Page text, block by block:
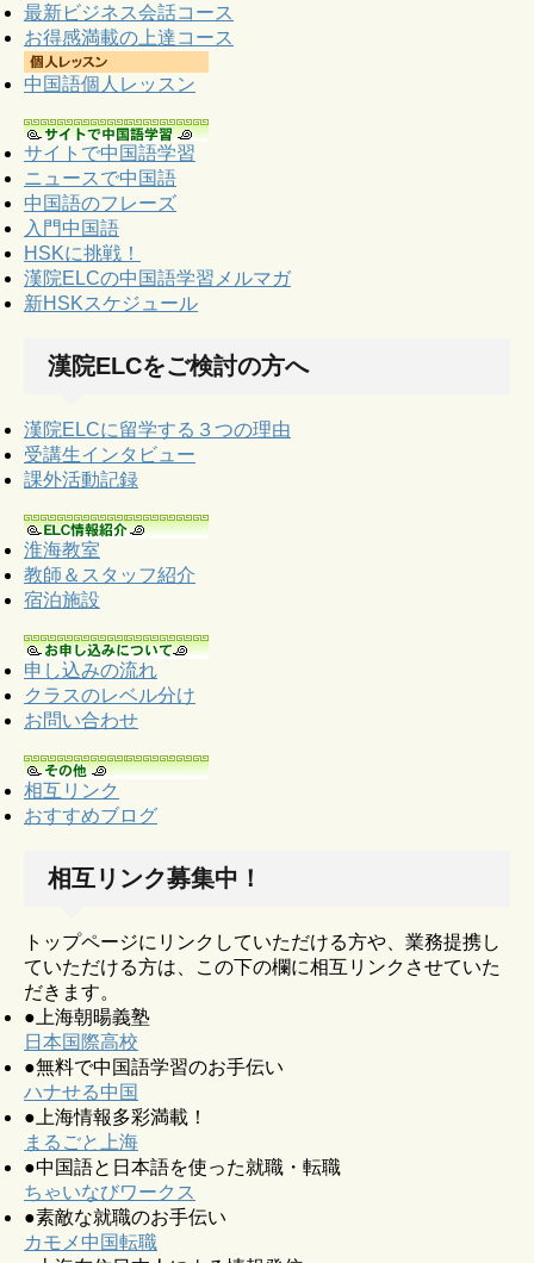
最新ビジネス会話コース
お得感満載の上達コース
中国語個人レッスン
サイトで中国語学習
ニュースで中国語
中国語のフレーズ
入門中国語
HSKに挑戦！
漢院ELCの中国語学習メルマガ
新HSKスケジュール
漢院ELCをご検討の方へ
漢院ELCに留学する３つの理由
受講生インタビュー
課外活動記録
淮海教室
教師＆スタッフ紹介
宿泊施設
申し込みの流れ
クラスのレベル分け
お問い合わせ
相互リンク
おすすめブログ
相互リンク募集中！
トップページにリンクしていただける方や、業務提携し
ていただける方は、この下の欄に相互リンクさせていた
だきます。
●上海朝暘義塾
日本国際高校
●無料で中国語学習のお手伝い
ハナせる中国
●上海情報多彩満載！
まるごと上海
●中国語と日本語を使った就職・転職
ちゃいなびワークス
●素敵な就職のお手伝い
カモメ中国転職